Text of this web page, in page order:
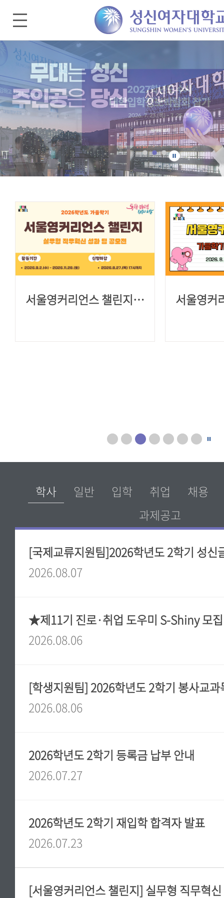
[대외협력홍보팀] 2026 광고이미지 메인비주얼
서울영커리언스 챌린지(가을학기) 참여자 모집
2026.08.07
★제11기 진로·취업 도우미 S-Shiny 모
2026.08.06
2026.08.06
2026학년도 2학기 등록금 납부 안내
2026.07.27
2026학년도 2학기 재입학 합격자 발표
2026.07.23